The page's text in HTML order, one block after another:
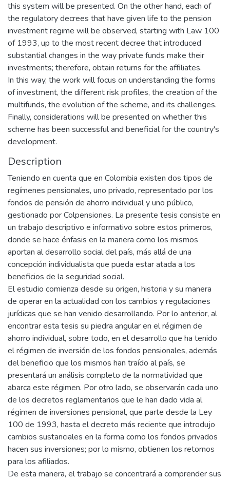
this system will be presented. On the other hand, each of
the regulatory decrees that have given life to the pension
investment regime will be observed, starting with Law 100
of 1993, up to the most recent decree that introduced
substantial changes in the way private funds make their
investments; therefore, obtain returns for the affiliates.
In this way, the work will focus on understanding the forms
of investment, the different risk profiles, the creation of the
multifunds, the evolution of the scheme, and its challenges.
Finally, considerations will be presented on whether this
scheme has been successful and beneficial for the country's
development.
Description
Teniendo en cuenta que en Colombia existen dos tipos de
regímenes pensionales, uno privado, representado por los
fondos de pensión de ahorro individual y uno público,
gestionado por Colpensiones. La presente tesis consiste en
un trabajo descriptivo e informativo sobre estos primeros,
donde se hace énfasis en la manera como los mismos
aportan al desarrollo social del país, más allá de una
concepción individualista que pueda estar atada a los
beneficios de la seguridad social.
El estudio comienza desde su origen, historia y su manera
de operar en la actualidad con los cambios y regulaciones
jurídicas que se han venido desarrollando. Por lo anterior, al
encontrar esta tesis su piedra angular en el régimen de
ahorro individual, sobre todo, en el desarrollo que ha tenido
el régimen de inversión de los fondos pensionales, además
del beneficio que los mismos han traído al país, se
presentará un análisis completo de la normatividad que
abarca este régimen. Por otro lado, se observarán cada uno
de los decretos reglamentarios que le han dado vida al
régimen de inversiones pensional, que parte desde la Ley
100 de 1993, hasta el decreto más reciente que introdujo
cambios sustanciales en la forma como los fondos privados
hacen sus inversiones; por lo mismo, obtienen los retornos
para los afiliados.
De esta manera, el trabajo se concentrará a comprender sus